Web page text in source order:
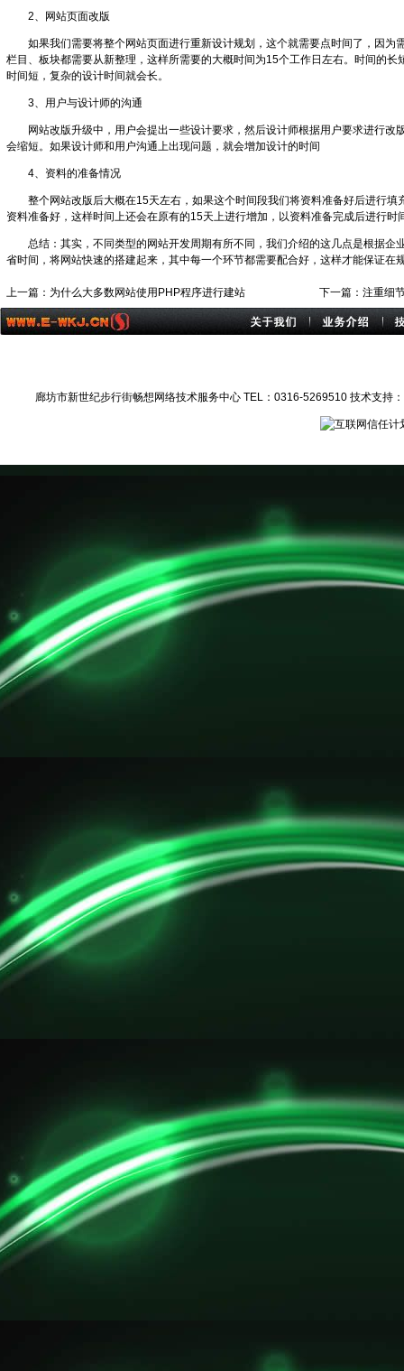
2、网站页面改版
如果我们需要将整个网站页面进行重新设计规划，这个就需要点时间了，因为
栏目、板块都需要从新整理，这样所需要的大概时间为15个工作日左右。时间的
时间短，复杂的设计时间就会长。
3、用户与设计师的沟通
网站改版升级中，用户会提出一些设计要求，然后设计师根据用户要求进行改
会缩短。如果设计师和用户沟通上出现问题，就会增加设计的时间
4、资料的准备情况
整个网站改版后大概在15天左右，如果这个时间段我们将资料准备好后进行
资料准备好，这样时间上还会在原有的15天上进行增加，以资料准备完成后进行时
总结：其实，不同类型的网站开发周期有所不同，我们介绍的这几点是根据企
省时间，将网站快速的搭建起来，其中每一个环节都需要配合好，这样才能保证在
上一篇： 为什么大多数网站使用PHP程序进行建站 下一篇： 注重细
廊坊市新世纪步行街畅想网络技术服务中心 TEL：0316-5269510 技术支持